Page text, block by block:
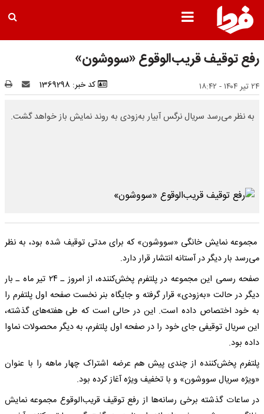
رفع توقیف قریب‌الوقوع «سووشون»
۲۴ تیر ۱۴۰۴ - ۱۸:۴۲ کد خبر: 1369298
به نظر می‌رسد سریال نرگس آبیار به‌زودی به روند نمایش باز خواهد گشت.
مجموعه نمایش خانگی «سووشون» که برای مدتی توقیف شده بود، به نظر
می‌رسد بار دیگر در آستانه انتشار قرار دارد.
صفحه رسمی این مجموعه در پلتفرم پخش‌کننده، از امروز ـ ۲۴ تیر ماه ـ بار
دیگر در حالت «به‌زودی» قرار گرفته و جایگاه بنر نخست صفحه اول پلتفرم را
به خود اختصاص داده است. این در حالی است که طی هفته‌های گذشته،
این سریال توقیفی جای خود را در صفحه اول پلتفرم، به دیگر محصولات نماوا
داده بود.
پلتفرم پخش‌کننده از چندی پیش هم عرضه اشتراک چهار ماهه را با عنوان
«ویژه سریال سووشون» و با تخفیف ویژه آغاز کرده بود.
در ساعات گذشته برخی رسانه‌ها از رفع توقیف قریب‌الوقوع مجموعه نمایش